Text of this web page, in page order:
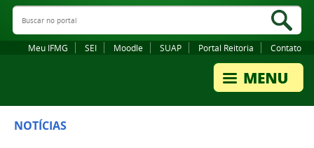
Buscar no portal
Meu IFMG SEI Moodle SUAP Portal Reitoria Contato
NOTÍCIAS